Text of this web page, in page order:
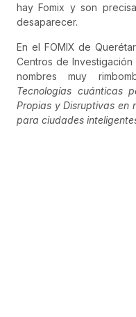
hay Fomix y son
desaparecer.
En el FOMIX de
Centros de
nombres muy
Tecnologías cuánticas
Propias y Disruptivas en
para ciudades